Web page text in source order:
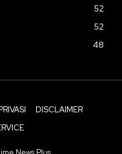
52
52
48
DISCLAIMER